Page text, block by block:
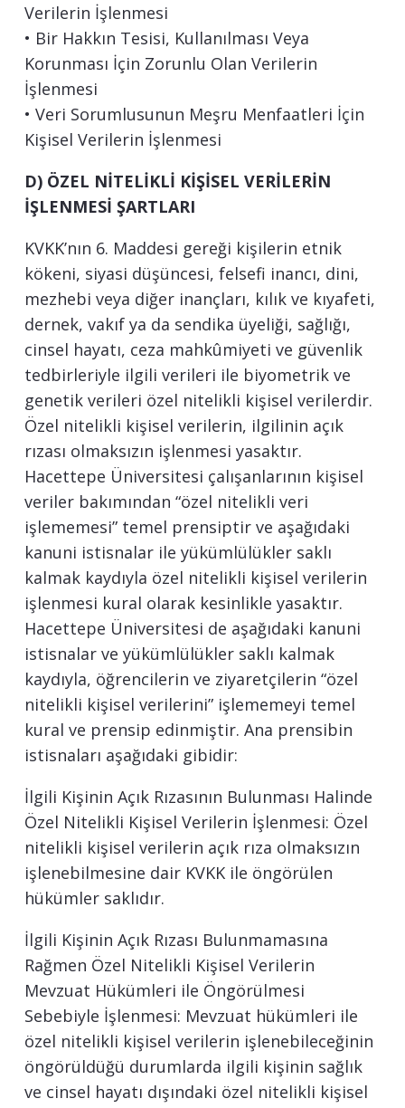
Verilerin İşlenmesi
• Bir Hakkın Tesisi, Kullanılması Veya
Korunması İçin Zorunlu Olan Verilerin
İşlenmesi
• Veri Sorumlusunun Meşru Menfaatleri İçin
Kişisel Verilerin İşlenmesi
D) ÖZEL NİTELİKLİ KİŞİSEL VERİLERİN
İŞLENMESİ ŞARTLARI
KVKK’nın 6. Maddesi gereği kişilerin etnik
kökeni, siyasi düşüncesi, felsefi inancı, dini,
mezhebi veya diğer inançları, kılık ve kıyafeti,
dernek, vakıf ya da sendika üyeliği, sağlığı,
cinsel hayatı, ceza mahkûmiyeti ve güvenlik
tedbirleriyle ilgili verileri ile biyometrik ve
genetik verileri özel nitelikli kişisel verilerdir.
Özel nitelikli kişisel verilerin, ilgilinin açık
rızası olmaksızın işlenmesi yasaktır.
Hacettepe Üniversitesi çalışanlarının kişisel
veriler bakımından “özel nitelikli veri
işlememesi” temel prensiptir ve aşağıdaki
kanuni istisnalar ile yükümlülükler saklı
kalmak kaydıyla özel nitelikli kişisel verilerin
işlenmesi kural olarak kesinlikle yasaktır.
Hacettepe Üniversitesi de aşağıdaki kanuni
istisnalar ve yükümlülükler saklı kalmak
kaydıyla, öğrencilerin ve ziyaretçilerin “özel
nitelikli kişisel verilerini” işlememeyi temel
kural ve prensip edinmiştir. Ana prensibin
istisnaları aşağıdaki gibidir:
İlgili Kişinin Açık Rızasının Bulunması Halinde
Özel Nitelikli Kişisel Verilerin İşlenmesi: Özel
nitelikli kişisel verilerin açık rıza olmaksızın
işlenebilmesine dair KVKK ile öngörülen
hükümler saklıdır.
İlgili Kişinin Açık Rızası Bulunmamasına
Rağmen Özel Nitelikli Kişisel Verilerin
Mevzuat Hükümleri ile Öngörülmesi
Sebebiyle İşlenmesi: Mevzuat hükümleri ile
özel nitelikli kişisel verilerin işlenebileceğinin
öngörüldüğü durumlarda ilgili kişinin sağlık
ve cinsel hayatı dışındaki özel nitelikli kişisel